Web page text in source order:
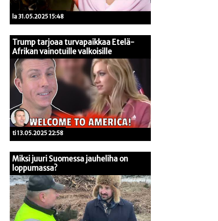
la 31.05.2025 15:48
Trump tarjoaa turvapaikkaa Etelä-
Afrikan vainotuille valkoisille
ti 13.05.2025 22:58
Miksi juuri Suomessa jauheliha on
loppumassa?